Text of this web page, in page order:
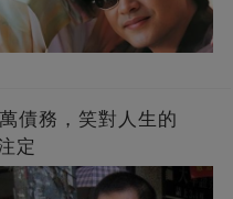
債務，笑對人生的
定